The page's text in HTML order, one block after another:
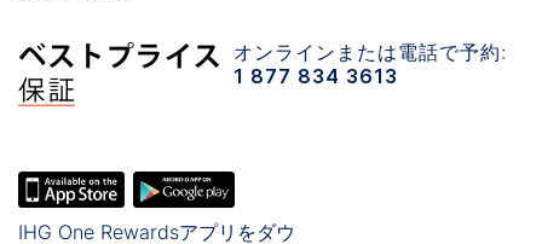
オンラインまたは電話で予約:
1 877 834 3613
IHG One Rewardsアプリをダウ